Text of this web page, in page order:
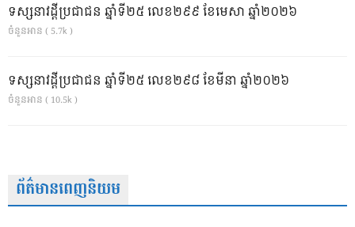
ទស្សនាវដ្ដីប្រជាជន ឆ្នាំទី២៥ លេខ២៩៩ ខែមេសា ឆ្នាំ២០២៦
ចំនួនអាន ( 5.7k )
ទស្សនាវដ្ដីប្រជាជន ឆ្នាំទី២៥ លេខ២៩៨ ខែមីនា ឆ្នាំ២០២៦
ចំនួនអាន ( 10.5k )
ព័ត៌មានពេញនិយម